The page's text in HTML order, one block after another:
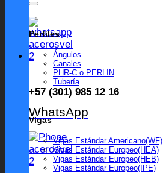
+57 (301) 985 12 16
WhatsApp
Perfiles
Ángulos
Canales
PHR-C o PERLIN
Tubería
Vigas
Vigas Estándar Americano(WF)
Vigas Estándar Europeo(HEA)
Vigas Estándar Europeo(HEB)
Vigas Estándar Europeo(IPE)